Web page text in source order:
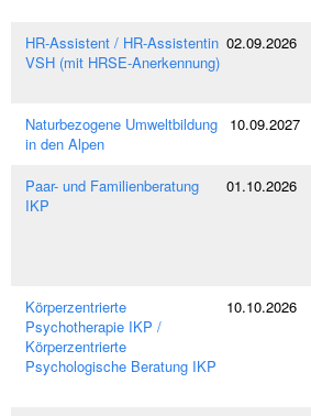
HR-Assistent / HR-Assistentin
VSH (mit HRSE-Anerkennung)
02.09.2026
Naturbezogene Umweltbildung
in den Alpen
10.09.2027
Paar- und Familienberatung
IKP
01.10.2026
Körperzentrierte
Psychotherapie IKP /
Körperzentrierte
Psychologische Beratung IKP
10.10.2026